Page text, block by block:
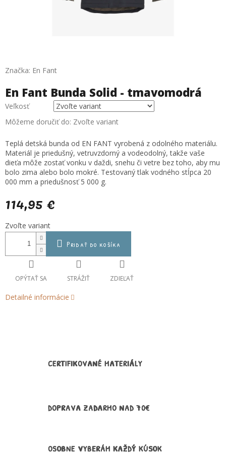
Značka: En Fant
En Fant Bunda Solid - tmavomodrá
114,95 €
Jednotková
cena:
Zvoľte variant
Veľkosť
Môžeme doručiť do: Zvoľte variant
Pridať do košíka
Teplá detská bunda od EN FANT vyrobená z odolného materiálu.
Materiál je priedušný, vetruvzdorný a vodeodolný, takže vaše
dieťa môže zostať vonku v daždi, snehu či vetre bez toho, aby mu
bolo zima alebo bolo mokré. Testovaný tlak vodného stĺpca 20
000 mm a priedušnosť 5 000 g.
Detailné informácie
OPÝTAŤ SA STRÁŽIŤ ZDIEĽAŤ
CERTIFIKOVANÉ MATERIÁLY
DOPRAVA ZADARMO NAD 70€
OSOBNE VYBERÁM KAŽDÝ KÚSOK